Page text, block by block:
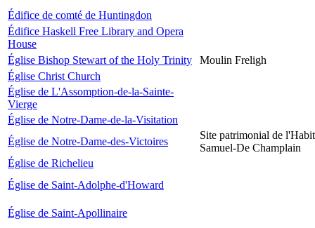
Édifice de comté de Huntingdon
Édifice Haskell Free Library and Opera
House
Église Bishop Stewart of the Holy Trinity
Moulin Freligh
Église Christ Church
Église de L'Assomption-de-la-Sainte-
Vierge
Église de Notre-Dame-de-la-Visitation
Église de Notre-Dame-des-Victoires
Site patrimonial de
Samuel-De Champlain
Église de Richelieu
Église de Saint-Adolphe-d'Howard
Église de Saint-Apollinaire